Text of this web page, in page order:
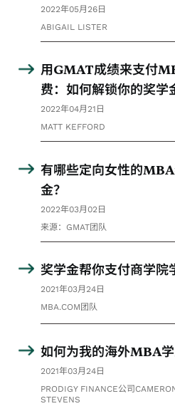
2022年05月26日
ABIGAIL LISTER
用GMAT成绩来支付
费：如何解锁你的奖学
2022年04月21日
MATT KEFFORD
有哪些定向女性的
金？
2022年03月02日
来源：GMAT团队
奖学金帮你支付商学院
2021年03月24日
MBA.COM团队
如何为我的海外MBA
2021年03月24日
PRODIGY FINANCE公司
STEVENS